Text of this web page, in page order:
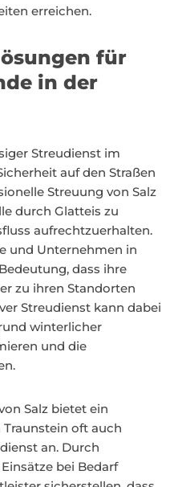
erreichen.
für
in der
Streudienst im
auf den Straßen
Streuung von Salz
durch Glatteis zu
aufrechtzuerhalten.
und Unternehmen in
dass ihre
zu ihren Standorten
Streudienst kann dabei
winterlicher
und die
Salz bietet ein
oft auch
an. Durch
bei Bedarf